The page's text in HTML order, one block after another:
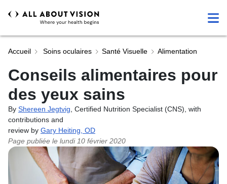
Accueil Soins oculaires Santé Visuelle Alimentation
Conseils alimentaires pour
des yeux sains
By Shereen Jegtvig , Certified Nutrition Specialist (CNS), with
contributions and
review by Gary Heiting, OD
Page publiée le lundi 10 février 2020